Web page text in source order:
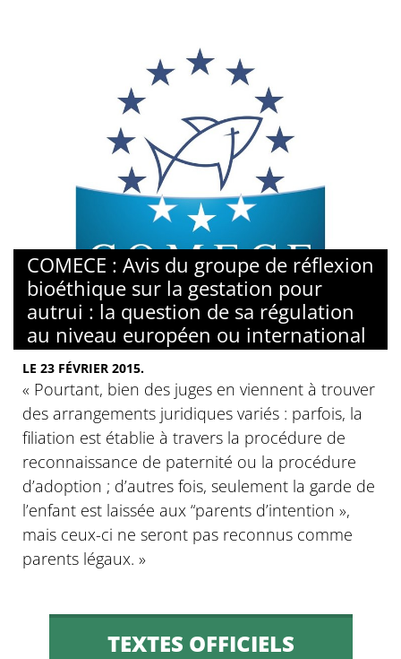
COMECE : Avis du groupe de réflexion
bioéthique sur la gestation pour
autrui : la question de sa régulation
au niveau européen ou international
LE 23 FÉVRIER 2015.
« Pourtant, bien des juges en viennent à trouver
des arrangements juridiques variés : parfois, la
filiation est établie à travers la procédure de
reconnaissance de paternité ou la procédure
d’adoption ; d’autres fois, seulement la garde de
l’enfant est laissée aux “parents d’intention »,
mais ceux-ci ne seront pas reconnus comme
parents légaux. »
TEXTES OFFICIELS